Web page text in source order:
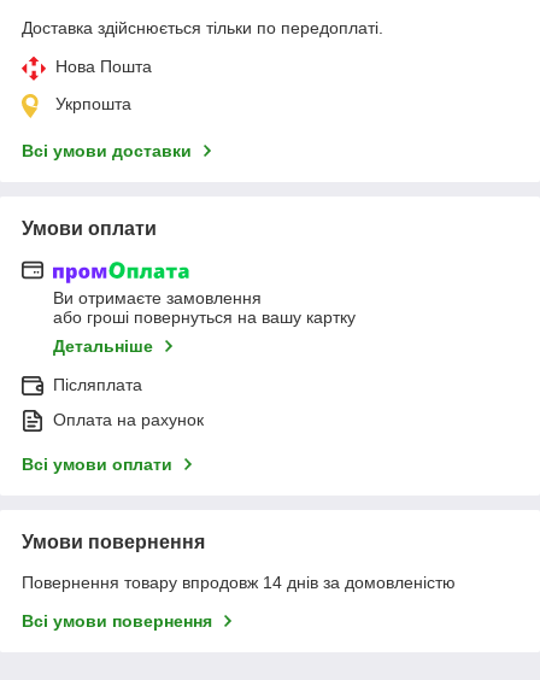
Доставка здійснюється тільки по передоплаті.
Нова Пошта
Укрпошта
Всі умови доставки
Умови оплати
Ви отримаєте замовлення
або гроші повернуться на вашу картку
Детальніше
Післяплата
Оплата на рахунок
Всі умови оплати
Умови повернення
Повернення товару впродовж 14 днів за домовленістю
Всі умови повернення